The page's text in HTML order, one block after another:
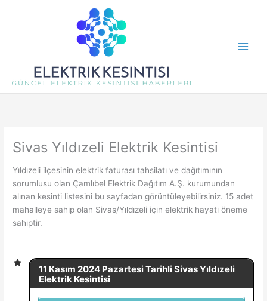
Sivas Yıldızeli Elektrik Kesintisi
Yıldızeli ilçesinin elektrik faturası tahsilatı ve dağıtımının
sorumlusu olan Çamlıbel Elektrik Dağıtım A.Ş. kurumundan
alınan kesinti listesini bu sayfadan görüntüleyebilirsiniz. 15 adet
mahalleye sahip olan Sivas/Yıldızeli için elektrik hayati öneme
sahiptir.
11 Kasım 2024 Pazartesi Tarihli Sivas Yıldızeli
Elektrik Kesintisi